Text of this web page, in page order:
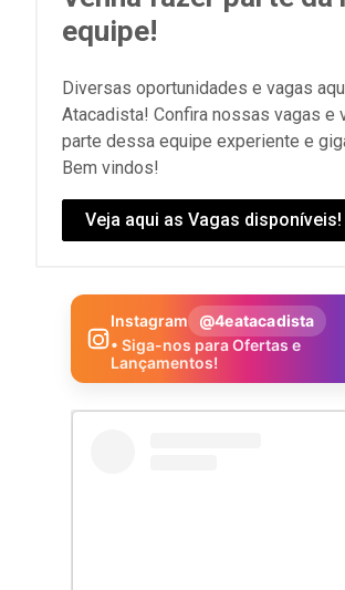
equipe!
Diversas oportunidades e vagas
Atacadista! Confira nossas vagas e
parte dessa equipe experiente e
Bem vindos!
Veja aqui as Vagas disponíveis!
Instagram
@4eatacadista
• Siga-nos para Ofertas e
Lançamentos!